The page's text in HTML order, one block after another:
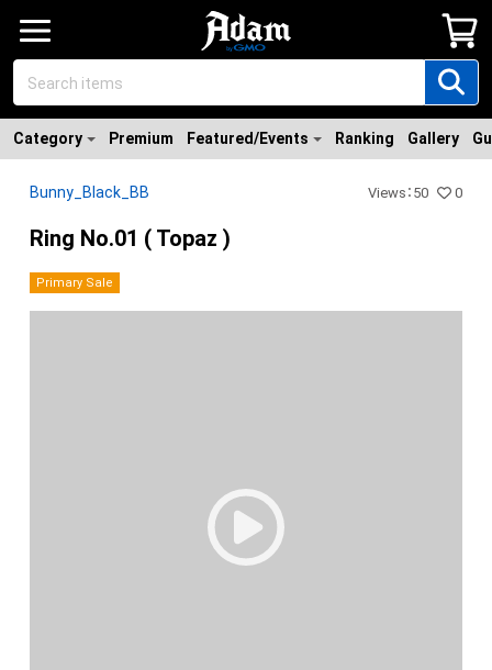
Category Premium Featured/Events Ranking Gallery
Bunny_Black_BB Views ： 50 0
Ring No.01 ( Topaz )
Primary Sale